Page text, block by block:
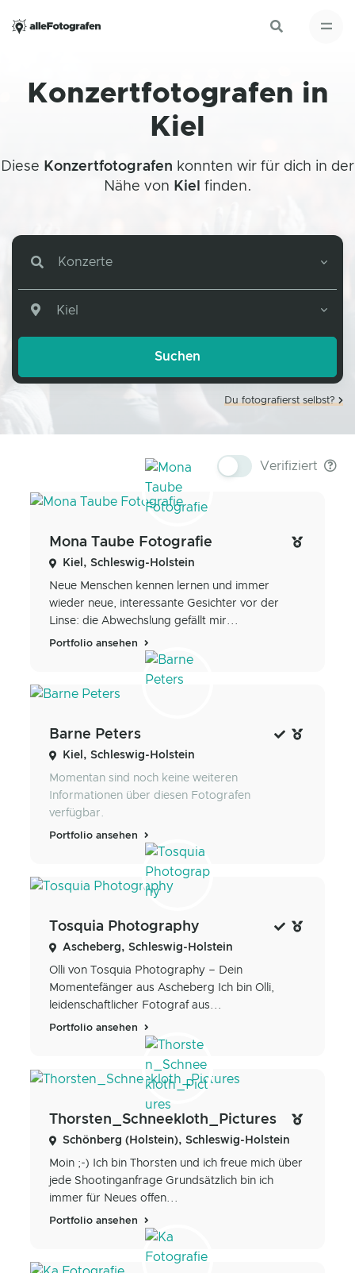
Konzertfotografen in
Kiel
Diese Konzertfotografen konnten wir für dich in der
Nähe von Kiel finden.
Konzerte
Kiel
Du fotografierst selbst?
Verifiziert
Mona Taube Fotografie
Kiel, Schleswig-Holstein
Neue Menschen kennen lernen und immer
wieder neue, interessante Gesichter vor der
Linse: die Abwechslung gefällt mir...
Portfolio ansehen
Barne Peters
Kiel, Schleswig-Holstein
Momentan sind noch keine weiteren
Informationen über diesen Fotografen
verfügbar.
Portfolio ansehen
Tosquia Photography
Ascheberg, Schleswig-Holstein
Olli von Tosquia Photography – Dein
Momentefänger aus Ascheberg Ich bin Olli,
leidenschaftlicher Fotograf aus...
Portfolio ansehen
Thorsten_Schneekloth_Pictures
Schönberg (Holstein), Schleswig-Holstein
Moin ;-) Ich bin Thorsten und ich freue mich über
jede Shootinganfrage Grundsätzlich bin ich
immer für Neues offen...
Portfolio ansehen